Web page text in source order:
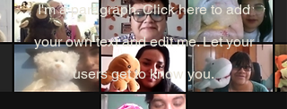
I'm a paragraph. Click here to add
your own text and edit me. Let your
users get to know you.